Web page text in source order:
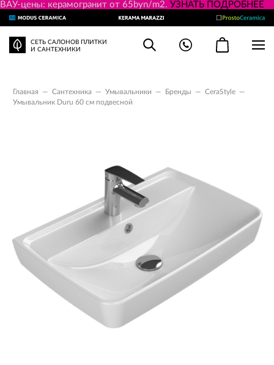
ВАУ-цены: керамогранит от 65byn/m2. УЗНАТЬ ПОДРОБНЕЕ
СЕТЬ САЛОНОВ ПЛИТКИ
И САНТЕХНИКИ
Главная — Сантехника — Умывальники — Бренды — CeraStyle —
Умывальник Duru 60 см подвесной